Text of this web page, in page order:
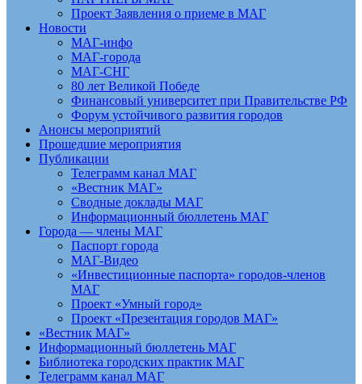
Проект Заявления о приеме в МАГ
Новости
МАГ-инфо
МАГ-города
МАГ-СНГ
80 лет Великой Победе
Финансовый университет при Правительстве РФ
Форум устойчивого развития городов
Анонсы мероприятий
Прошедшие мероприятия
Публикации
Телеграмм канал МАГ
«Вестник МАГ»
Сводные доклады МАГ
Информационный бюллетень МАГ
Города — члены МАГ
Паспорт города
МАГ-Видео
«Инвестиционные паспорта» городов-членов
МАГ
Проект «Умный город»
Проект «Презентация городов МАГ»
«Вестник МАГ»
Информационный бюллетень МАГ
Библиотека городских практик МАГ
Телеграмм канал МАГ